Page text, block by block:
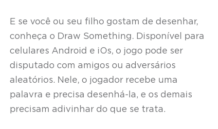
E se você ou seu filho gostam de desenhar,
conheça o Draw Something. Disponível para
celulares Android e iOs, o jogo pode ser
disputado com amigos ou adversários
aleatórios. Nele, o jogador recebe uma
palavra e precisa desenhá-la, e os demais
precisam adivinhar do que se trata.